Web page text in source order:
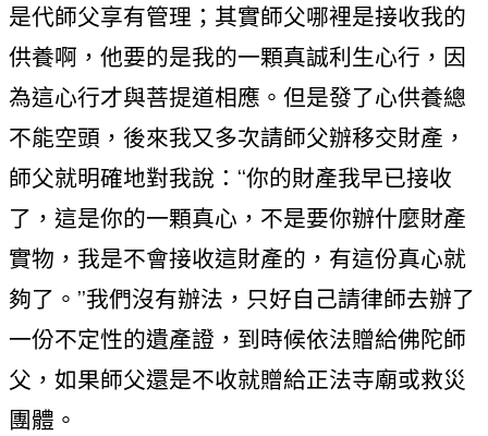
是代師父享有管理；其實師父哪裡是接收我的
供養啊，他要的是我的一顆真誠利生心行，因
為這心行才與菩提道相應。但是發了心供養總
不能空頭，後來我又多次請師父辦移交財產，
師父就明確地對我說：“你的財產我早已接收
了，這是你的一顆真心，不是要你辦什麼財產
實物，我是不會接收這財產的，有這份真心就
夠了。”我們沒有辦法，只好自己請律師去辦了
一份不定性的遺產證，到時候依法贈給佛陀師
父，如果師父還是不收就贈給正法寺廟或救災
團體。